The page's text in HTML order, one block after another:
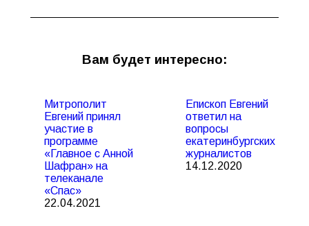
Вам будет интересно:
Митрополит
Евгений принял
участие в
программе
«Главное с Анной
Шафран» на
телеканале
«Спас»
22.04.2021
Епископ Евгений
ответил на
вопросы
екатеринбургских
журналистов
14.12.2020